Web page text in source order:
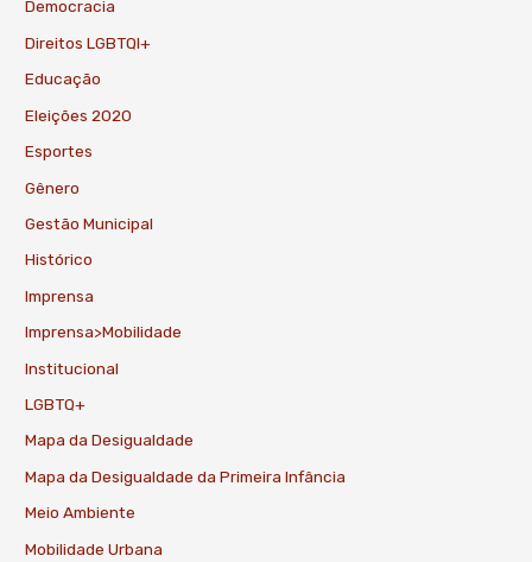
Democracia
Direitos LGBTQI+
Educação
Eleições 2020
Esportes
Gênero
Gestão Municipal
Histórico
Imprensa
Imprensa>Mobilidade
Institucional
LGBTQ+
Mapa da Desigualdade
Mapa da Desigualdade da Primeira Infância
Meio Ambiente
Mobilidade Urbana